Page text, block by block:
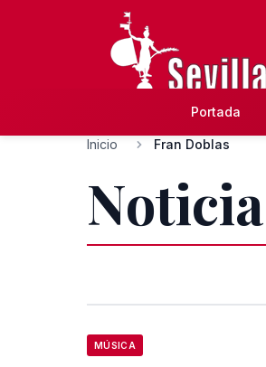
Portada
Inicio Fran Doblas
MÚSICA